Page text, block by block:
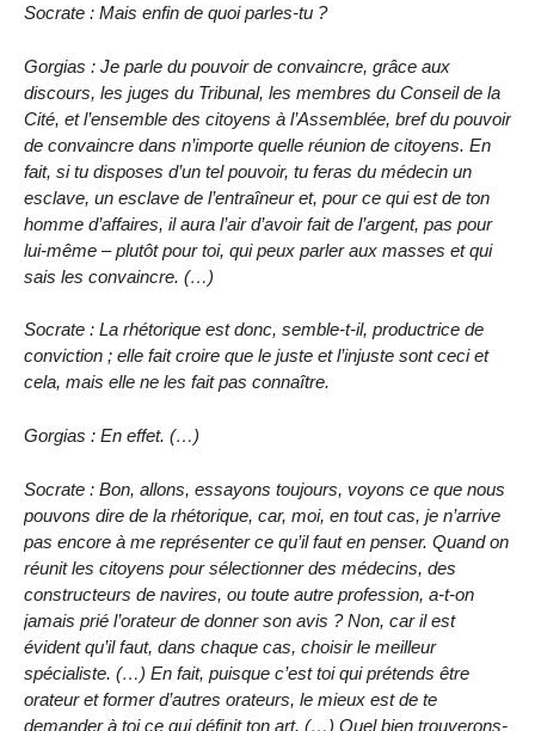
Socrate : Mais enfin de quoi parles-tu ?
Gorgias : Je parle du pouvoir de convaincre, grâce aux
discours, les juges du Tribunal, les membres du Conseil de la
Cité, et l’ensemble des citoyens à l’Assemblée, bref du pouvoir
de convaincre dans n’importe quelle réunion de citoyens. En
fait, si tu disposes d’un tel pouvoir, tu feras du médecin un
esclave, un esclave de l’entraîneur et, pour ce qui est de ton
homme d’affaires, il aura l’air d’avoir fait de l’argent, pas pour
lui-même – plutôt pour toi, qui peux parler aux masses et qui
sais les convaincre. (…)
Socrate : La rhétorique est donc, semble-t-il, productrice de
conviction ; elle fait croire que le juste et l’injuste sont ceci et
cela, mais elle ne les fait pas connaître.
Gorgias : En effet. (…)
Socrate : Bon, allons, essayons toujours, voyons ce que nous
pouvons dire de la rhétorique, car, moi, en tout cas, je n’arrive
pas encore à me représenter ce qu’il faut en penser. Quand on
réunit les citoyens pour sélectionner des médecins, des
constructeurs de navires, ou toute autre profession, a-t-on
jamais prié l’orateur de donner son avis ? Non, car il est
évident qu’il faut, dans chaque cas, choisir le meilleur
spécialiste. (…) En fait, puisque c’est toi qui prétends être
orateur et former d’autres orateurs, le mieux est de te
demander à toi ce qui définit ton art. (…) Quel bien trouverons-